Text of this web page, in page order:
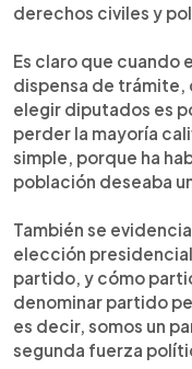
derechos civiles y
Es claro que cuando
dispensa de trámite,
elegir diputados es
perder la mayoría
simple, porque ha
población deseaba
También se
elección
partido, y cómo
denominar partido
es decir, somos un
segunda fuerza